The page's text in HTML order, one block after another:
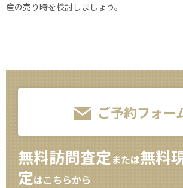
産の売り時を検討しましょう。
ご予約フォー
無料訪問査定または無料
定はこちらから